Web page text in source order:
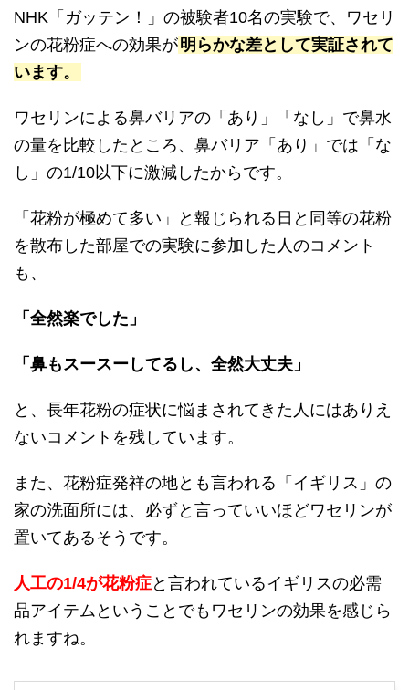
NHK「ガッテン！」の被験者10名の実験で、ワセリ
ンの花粉症への効果が明らかな差として実証されて
います。
ワセリンによる鼻バリアの「あり」「なし」で鼻水
の量を比較したところ、鼻バリア「あり」では「な
し」の1/10以下に激減したからです。
「花粉が極めて多い」と報じられる日と同等の花粉
を散布した部屋での実験に参加した人のコメント
も、
「全然楽でした」
「鼻もスースーしてるし、全然大丈夫」
と、長年花粉の症状に悩まされてきた人にはありえ
ないコメントを残しています。
また、花粉症発祥の地とも言われる「イギリス」の
家の洗面所には、必ずと言っていいほどワセリンが
置いてあるそうです。
人工の1/4が花粉症と言われているイギリスの必需
品アイテムということでもワセリンの効果を感じら
れますね。